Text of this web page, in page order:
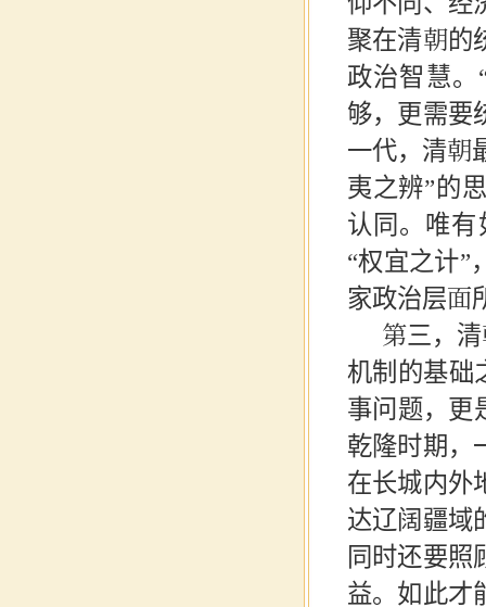
聚在清朝的
政治智慧。
够，更需要
一代，清朝
夷之辨”的
认同。唯有
“权宜之计”
家政治层面
第三，
机制的基础
事问题，更
乾隆时期，
在长城内外
达辽阔疆域
同时还要照
益。如此才